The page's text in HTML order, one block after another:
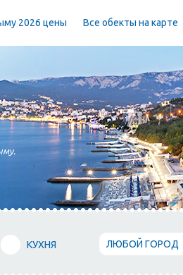
2026 цены Все обекты на карте
КУХНЯ ЛЮБОЙ ГОРОД